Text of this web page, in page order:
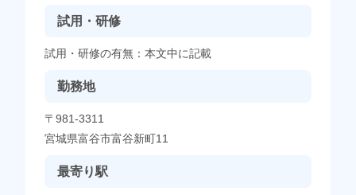
試用・研修
試用・研修の有無：本文中に記載
勤務地
〒981-3311
宮城県富谷市富谷新町11
最寄り駅